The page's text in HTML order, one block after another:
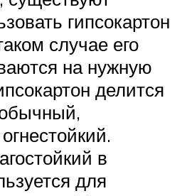
гипсокартон
случае его
на нужную
делится
в
для